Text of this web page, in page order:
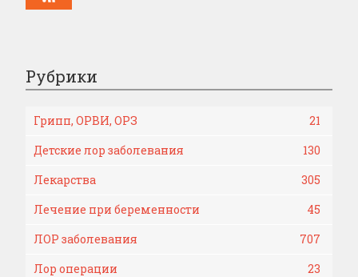
Рубрики
Грипп, ОРВИ, ОРЗ
21
Детские лор заболевания
130
Лекарства
305
Лечение при беременности
45
ЛОР заболевания
707
Лор операции
23